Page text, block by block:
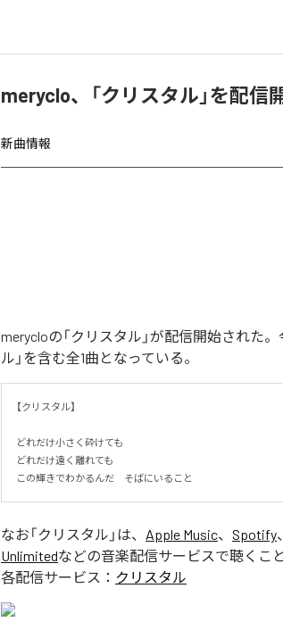
meryclo、「クリスタル」を配信
新曲情報
merycloの「クリスタル」が配信開始された
ル」を含む全1曲となっている。
【クリスタル】
どれだけ小さく砕けても
どれだけ遠く離れても
この輝きでわかるんだ　そばにいること
なお「クリスタル 」は、 Apple Music、 Spotify、
Unlimitedなどの音楽配信サービスで聴くこ
各配信サービス： クリスタル